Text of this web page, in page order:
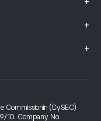
+
+
+
Commissionin (CySEC)
10. Company No.